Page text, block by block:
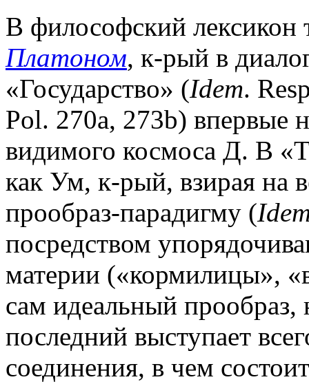
В философский
Платоном, к-рый в
«Государство» (Idem.
Pol. 270а, 273b) впервые
видимого космоса Д. В
как Ум, к-рый, взирая на
прообраз-парадигму (
посредством
материи («кормилицы»,
сам идеальный прообраз,
последний выступает
соединения, в чем